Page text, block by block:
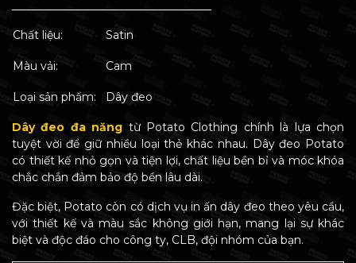
Chất liệu: Satin
Màu vải: Cam
Loại sản phẩm: Dây đeo
Dây đeo đa năng từ Potato Clothing chính là lựa chọn
tuyệt vời để giữ nhiều loại thẻ khác nhau. Dây đeo Potato
có thiết kế nhỏ gọn và tiện lợi, chất liệu bền bỉ và móc khóa
chắc chắn đảm bảo độ bền lâu dài.
Đặc biệt, Potato còn có dịch vụ in ấn dây đeo theo yêu cầu,
với thiết kế và màu sắc không giới hạn, mang lại sự khác
biệt và độc đáo cho công ty, CLB, đội nhóm của bạn.